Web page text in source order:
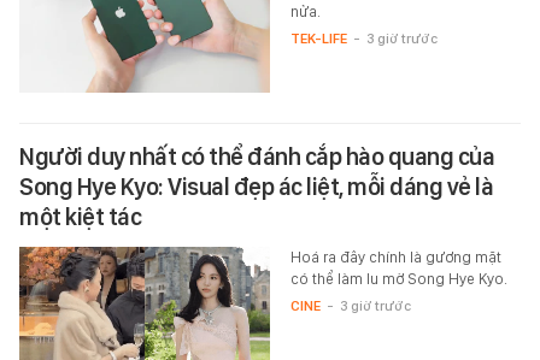
nửa.
TEK-LIFE - 3 giờ trước
Người duy nhất có thể đánh cắp hào quang của
Song Hye Kyo: Visual đẹp ác liệt, mỗi dáng vẻ là
một kiệt tác
Hoá ra đây chính là gương mặt
có thể làm lu mờ Song Hye Kyo.
CINE - 3 giờ trước